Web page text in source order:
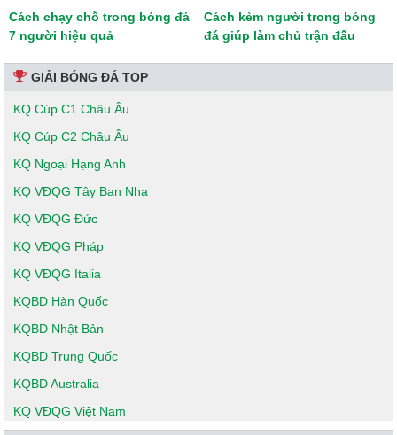
Cách chạy chỗ trong bóng đá
7 người hiệu quả
Cách kèm người trong bóng
đá giúp làm chủ trận đấu
GIẢI BÓNG ĐÁ TOP
KQ Cúp C1 Châu Âu
KQ Cúp C2 Châu Âu
KQ Ngoại Hạng Anh
KQ VĐQG Tây Ban Nha
KQ VĐQG Đức
KQ VĐQG Pháp
KQ VĐQG Italia
KQBD Hàn Quốc
KQBD Nhật Bản
KQBD Trung Quốc
KQBD Australia
KQ VĐQG Việt Nam